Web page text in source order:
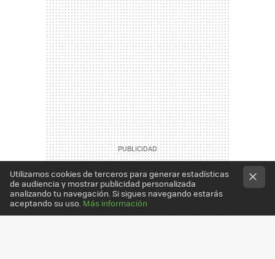
Utilizamos cookies de terceros para generar estadísticas
de audiencia y mostrar publicidad personalizada
analizando tu navegación. Si sigues navegando estarás
aceptando su uso. Más información